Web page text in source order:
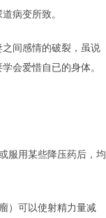
病变所致。
间感情的破裂，虽说
会爱惜自已的身体。
服用某些降压药后，均
）可以使射精力量减